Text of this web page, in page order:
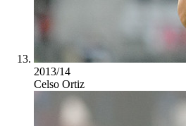
2013/14
Celso Ortiz